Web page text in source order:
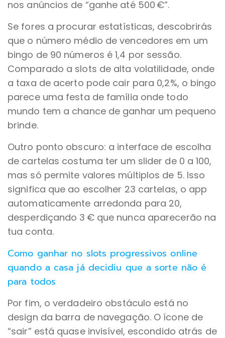
nos anúncios de “ganhe até 500 €”.
Se fores a procurar estatísticas, descobrirás
que o número médio de vencedores em um
bingo de 90 números é 1,4 por sessão.
Comparado a slots de alta volatilidade, onde
a taxa de acerto pode cair para 0,2%, o bingo
parece uma festa de família onde todo
mundo tem a chance de ganhar um pequeno
brinde.
Outro ponto obscuro: a interface de escolha
de cartelas costuma ter um slider de 0 a 100,
mas só permite valores múltiplos de 5. Isso
significa que ao escolher 23 cartelas, o app
automaticamente arredonda para 20,
desperdiçando 3 € que nunca aparecerão na
tua conta.
Como ganhar no slots progressivos online
quando a casa já decidiu que a sorte não é
para todos
Por fim, o verdadeiro obstáculo está no
design da barra de navegação. O ícone de
“sair” está quase invisível, escondido atrás de